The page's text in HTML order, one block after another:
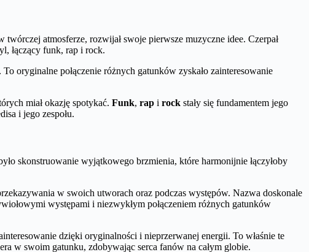
twórczej atmosferze, rozwijał swoje pierwsze muzyczne idee. Czerpał
łączący funk, rap i rock.
oryginalne połączenie różnych gatunków zyskało zainteresowanie
miał okazję spotykać. Funk, rap i rock stały się fundamentem jego
i jego zespołu.
skonstruowanie wyjątkowego brzmienia, które harmonijnie łączyłoby
w swoich utworach oraz podczas występów. Nazwa doskonale
występami i niezwykłym połączeniem różnych gatunków
dzięki oryginalności i nieprzerwanej energii. To właśnie te
w swoim gatunku, zdobywając serca fanów na całym globie.